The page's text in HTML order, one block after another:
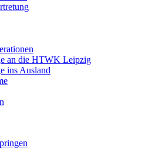
an die HTWK Leipzig
ins Ausland